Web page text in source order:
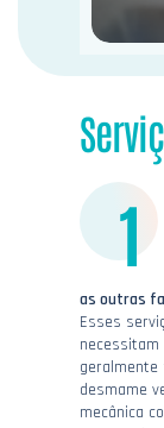
as outras
Esses
geralmente
desmame
mecânica